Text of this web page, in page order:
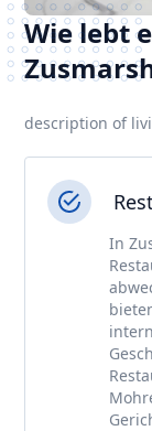
Wie lebt
description of
In